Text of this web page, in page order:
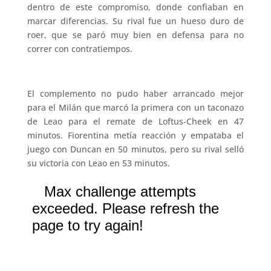
dentro de este compromiso, donde confiaban en
marcar diferencias. Su rival fue un hueso duro de
roer, que se paró muy bien en defensa para no
correr con contratiempos.
El complemento no pudo haber arrancado mejor
para el Milán que marcó la primera con un taconazo
de Leao para el remate de Loftus-Cheek en 47
minutos. Fiorentina metía reacción y empataba el
juego con Duncan en 50 minutos, pero su rival selló
su victoria con Leao en 53 minutos.